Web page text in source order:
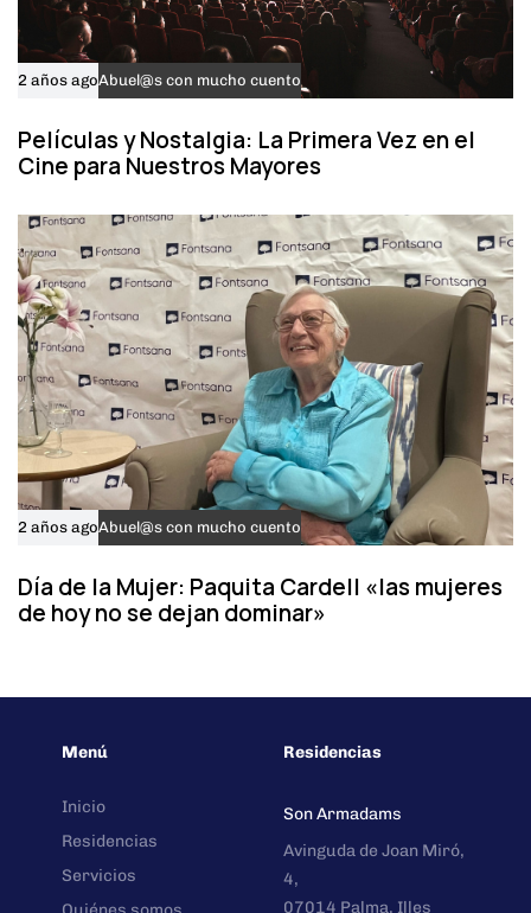
2 años agoAbuel@s con mucho cuento
Películas y Nostalgia: La Primera Vez en el
Cine para Nuestros Mayores
2 años agoAbuel@s con mucho cuento
Día de la Mujer: Paquita Cardell «las mujeres
de hoy no se dejan dominar»
Menú
Inicio
Residencias
Servicios
Residencias
Son Armadams
Avinguda de Joan Miró,
4,
07014 Palma, Illes